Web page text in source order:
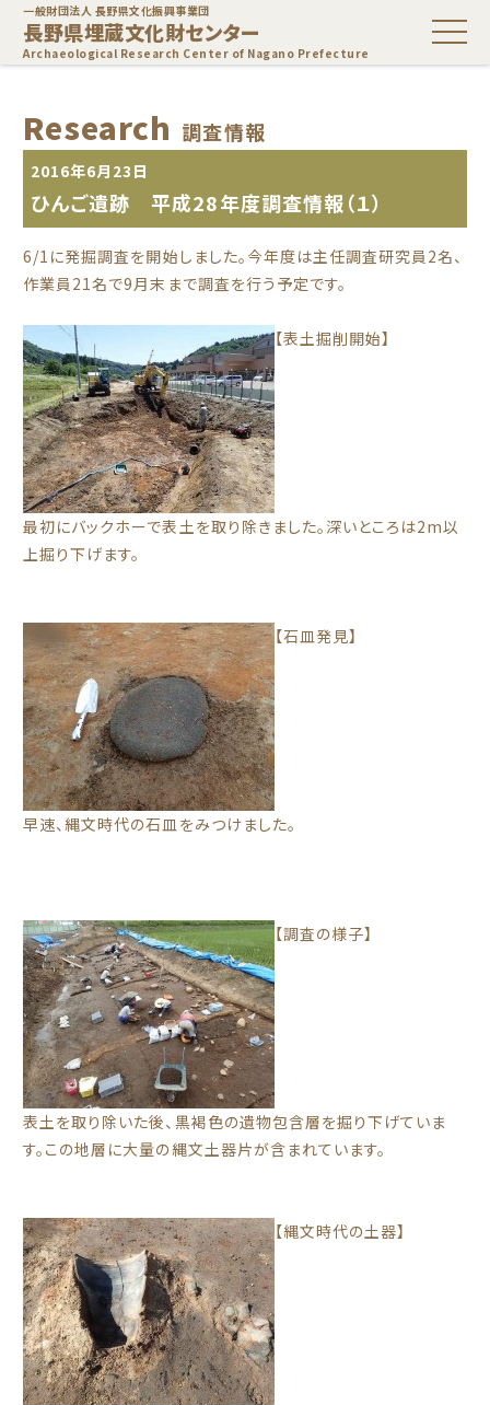
一般財団法人 長野県文化振興事業団
長野県埋蔵文化財センター
Archaeological Research Center of Nagano Prefecture
Research 調査情報
2016年6月23日
ひんご遺跡 平成28年度調査情報（１）
6/1に発掘調査を開始しました。今年度は主任調査研究員2名、
作業員21名で9月末まで調査を行う予定です。
【表土掘削開始】
最初にバックホーで表土を取り除きました。深いところは2m以
上掘り下げます。
【石皿発見】
早速、縄文時代の石皿をみつけました。
【調査の様子】
表土を取り除いた後、黒褐色の遺物包含層を掘り下げていま
す。この地層に大量の縄文土器片が含まれています。
【縄文時代の土器】